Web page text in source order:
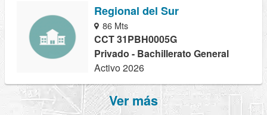
Regional del Sur
86 Mts
CCT 31PBH0005G
Privado - Bachillerato General
Activo 2026
Ver más